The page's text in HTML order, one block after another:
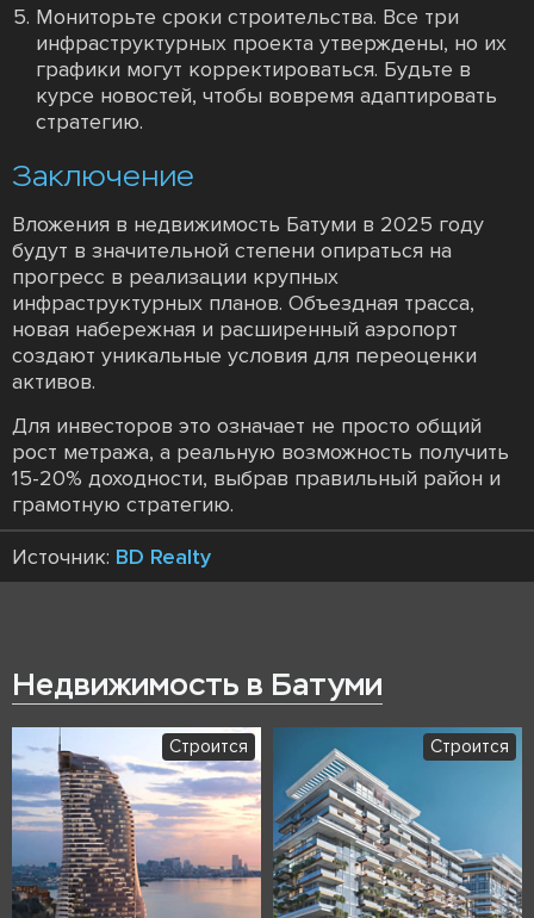
Мониторьте сроки строительства. Все три
инфраструктурных проекта утверждены, но их
графики могут корректироваться. Будьте в
курсе новостей, чтобы вовремя адаптировать
стратегию.
Заключение
Вложения в недвижимость Батуми в 2025 году
будут в значительной степени опираться на
прогресс в реализации крупных
инфраструктурных планов. Объездная трасса,
новая набережная и расширенный аэропорт
создают уникальные условия для переоценки
активов.
Для инвесторов это означает не просто общий
рост метража, а реальную возможность получить
15-20% доходности, выбрав правильный район и
грамотную стратегию.
Источник: BD Realty
Недвижимость в Батуми
Строится Строится